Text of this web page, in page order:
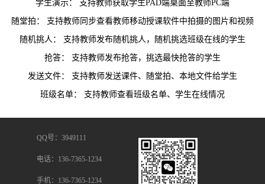
学生演示： 支持教师获取学生PAD端桌面至教师PC端
随堂拍： 支持教师同步查看教师移动授课软件中拍摄的图片和视频
随机挑人： 支持教师发布随机挑人，随机挑选班级在线的学生
抢答： 支持教师发布抢答，挑选最快抢答的学生
发送文件： 支持教师发送课件、随堂拍、本地文件给学生
班级名单： 支持教师查看班级名单、学生在线情况
QQ号：3949111
电话：136-7365-1234
手机：136-7365-1234